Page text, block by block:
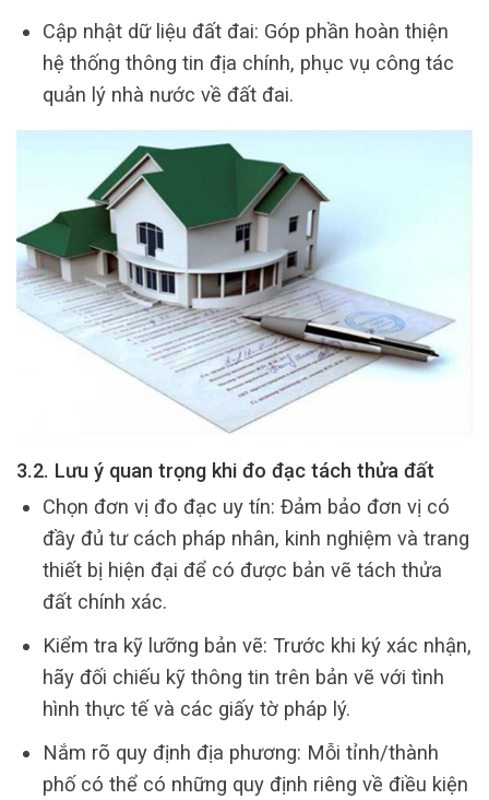
Cập nhật dữ liệu đất đai: Góp phần hoàn thiện
hệ thống thông tin địa chính, phục vụ công tác
quản lý nhà nước về đất đai.
3.2. Lưu ý quan trọng khi đo đạc tách thửa đất
Chọn đơn vị đo đạc uy tín: Đảm bảo đơn vị có
đầy đủ tư cách pháp nhân, kinh nghiệm và trang
thiết bị hiện đại để có được bản vẽ tách thửa
đất chính xác.
Kiểm tra kỹ lưỡng bản vẽ: Trước khi ký xác nhận,
hãy đối chiếu kỹ thông tin trên bản vẽ với tình
hình thực tế và các giấy tờ pháp lý.
Nắm rõ quy định địa phương: Mỗi tỉnh/thành
phố có thể có những quy định riêng về điều kiện